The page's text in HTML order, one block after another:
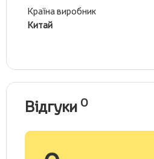
Країна виробник
Китай
Відгуки 0